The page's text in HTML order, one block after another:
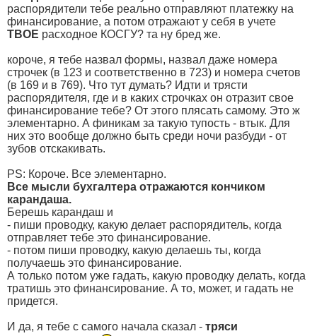
распорядители тебе реально отправляют платежку на
финансирование, а потом отражают у себя в учете
ТВОЕ расходное КОСГУ? та ну бред же.
короче, я тебе назвал формы, назвал даже номера
строчек (в 123 и соответственно в 723) и номера счетов
(в 169 и в 769). Что тут думать? Идти и трясти
распорядителя, где и в каких строчках он отразит свое
финансирование тебе? От этого плясать самому. Это ж
элементарно. А финикам за такую тупость - втык. Для
них это вообще должно быть среди ночи разбуди - от
зубов отскакивать.
PS: Короче. Все элементарно.
Все мысли бухгалтера отражаются кончиком
карандаша.
Берешь карандаш и
- пиши проводку, какую делает распорядитель, когда
отправляет тебе это финансирование.
- потом пиши проводку, какую делаешь ты, когда
получаешь это финансирование.
А только потом уже гадать, какую проводку делать, когда
тратишь это финансирование. А то, может, и гадать не
придется.
И да, я тебе с самого начала сказал - тряси